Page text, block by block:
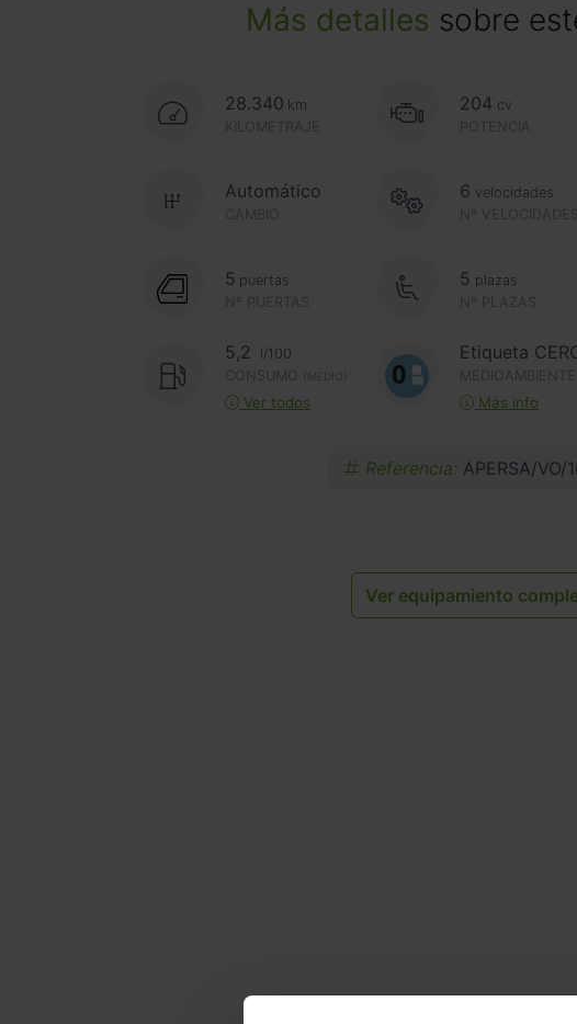
Más detalles sobre
28.340 km
KILOMETRAJE
204 cv
POTENCIA
CAMBIO
Automático
Nº VELOCIDADES
6 velocidades
Nº PUERTAS
5 puertas
Nº PLAZAS
5 plazas
5,2
l/100
CONSUMO
(MEDIO)
Ver todos
Etiqueta
MEDIOAMBIENTE
Más info
Referencia: APERSA/VO/
Ver equipamiento